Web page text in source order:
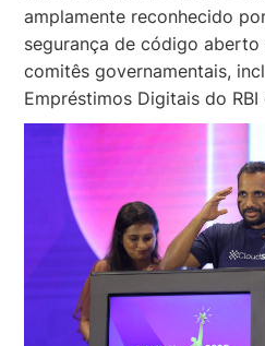
amplamente reconhecido
segurança de código
comitês governamentais,
Empréstimos Digitais do RBI